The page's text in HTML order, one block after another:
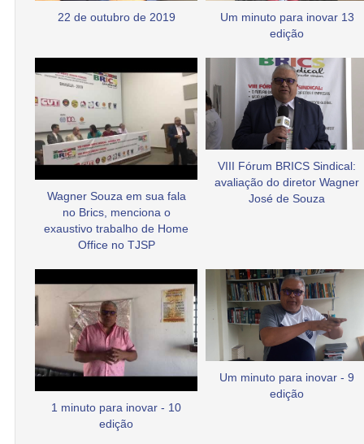
22 de outubro de 2019
Um minuto para inovar 13
edição
Wagner Souza em sua fala
no Brics, menciona o
exaustivo trabalho de Home
Office no TJSP
VIII Fórum BRICS Sindical:
avaliação do diretor Wagner
José de Souza
1 minuto para inovar - 10
edição
Um minuto para inovar - 9
edição